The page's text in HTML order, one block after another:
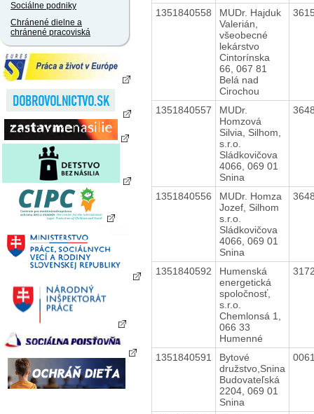
Sociálne podniky
Chránené dielne a
chránené pracoviská
1351840558
MUDr. Hajduk
Valerián,
všeobecné
lekárstvo
Cintorínska
66, 067 81
Belá nad
Cirochou
1351840557
MUDr.
Homzová
Silvia, Silhom,
s.r.o.
Sládkovičova
4066, 069 01
Snina
1351840556
MUDr. Homza
Jozef, Silhom
s.r.o.
Sládkovičova
4066, 069 01
Snina
1351840592
Humenská
energetická
spoločnosť,
s.r.o.
Chemlonsá 1,
066 33
Humenné
1351840591
Bytové
družstvo,Snina
Budovateľská
2204, 069 01
Snina